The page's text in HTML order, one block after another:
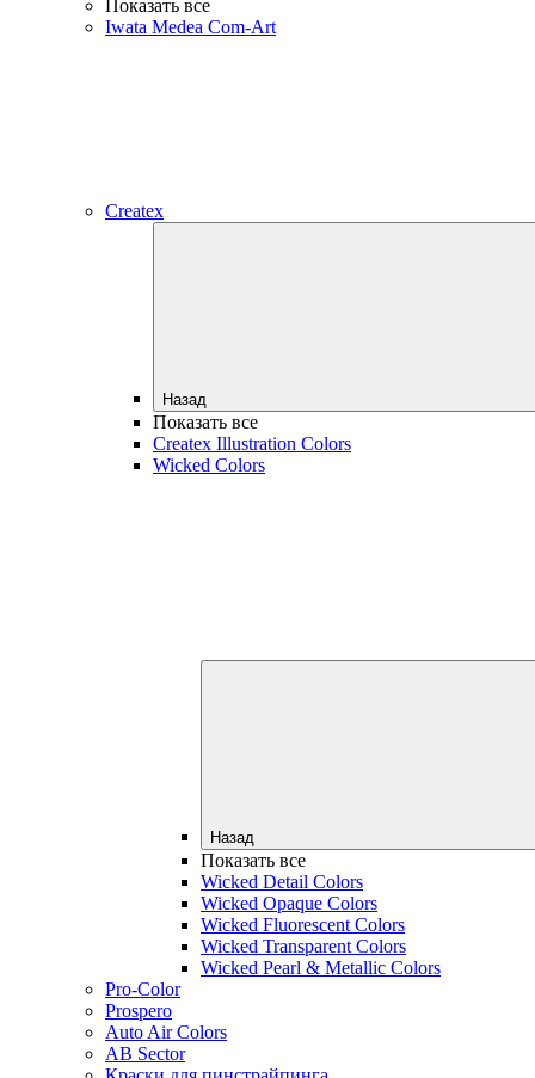
Показать все
Iwata Medea Com-Art
Createx
Назад
Показать все
Createx Illustration Colors
Wicked Colors
Назад
Показать все
Wicked Detail Colors
Wicked Opaque Colors
Wicked Fluorescent Colors
Wicked Transparent Colors
Wicked Pearl & Metallic Colors
Pro-Color
Prospero
Auto Air Colors
AB Sector